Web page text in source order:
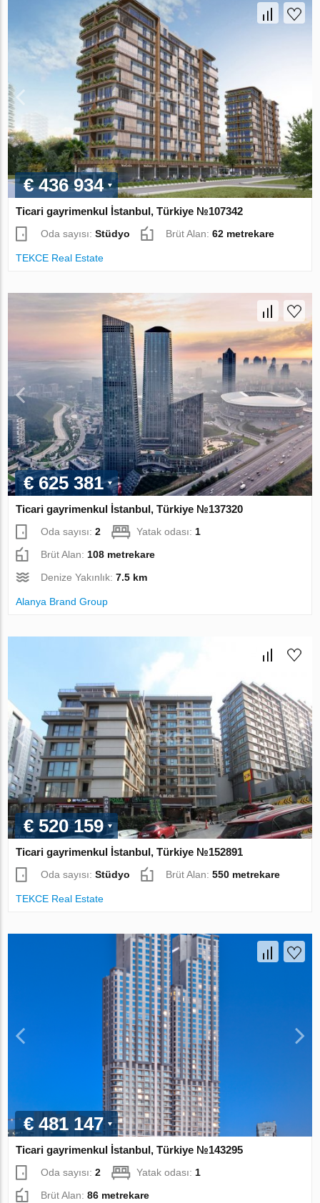
€ 436 934
Ticari gayrimenkul İstanbul, Türkiye №107342
Oda sayısı:Stüdyo Brüt Alan:62 metrekare
TEKCE Real Estate
€ 625 381
Ticari gayrimenkul İstanbul, Türkiye №137320
Oda sayısı:2 Yatak odası: 1
Brüt Alan: 108 metrekare
Denize Yakınlık:7.5 km
Alanya Brand Group
€ 520 159
Ticari gayrimenkul İstanbul, Türkiye №152891
Oda sayısı:Stüdyo Brüt Alan:550 metrekare
TEKCE Real Estate
€ 481 147
Ticari gayrimenkul İstanbul, Türkiye №143295
Oda sayısı:2 Yatak odası: 1
Brüt Alan:86 metrekare